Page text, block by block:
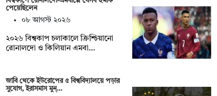
পেয়েছিলেন
০৮ আগস্ট ২০২৬
২০২৬ বিশ্বকাপ চলাকালে ক্রিশ্চিয়ানো
রোনালদো ও কিলিয়ান এমবা…
জাবি থেকে ইউরোপের ৫ বিশ্ববিদ্যালয়ে পড়ার
সুযোগ, ইরাসমাস মুন্…